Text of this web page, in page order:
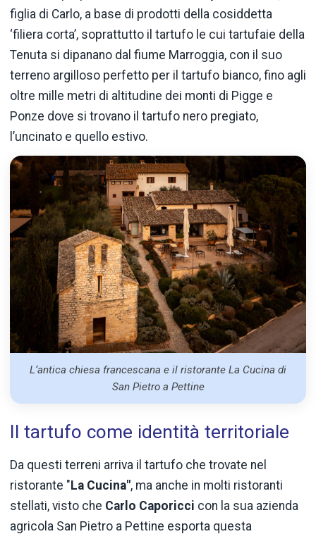
figlia di Carlo, a base di prodotti della cosiddetta
‘filiera corta’, soprattutto il tartufo le cui tartufaie della
Tenuta si dipanano dal fiume Marroggia, con il suo
terreno argilloso perfetto per il tartufo bianco, fino agli
oltre mille metri di altitudine dei monti di Pigge e
Ponze dove si trovano il tartufo nero pregiato,
l’uncinato e quello estivo.
L‘antica chiesa francescana e il ristorante La Cucina di
San Pietro a Pettine
Il tartufo come identità territoriale
Da questi terreni arriva il tartufo che trovate nel
ristorante "La Cucina", ma anche in molti ristoranti
stellati, visto che Carlo Caporicci con la sua azienda
agricola San Pietro a Pettine esporta questa